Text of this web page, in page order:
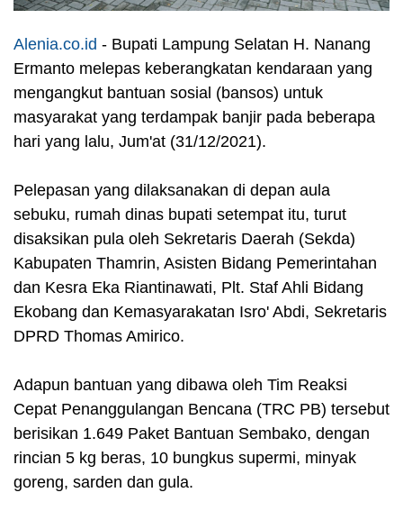
Alenia.co.id - Bupati Lampung Selatan H. Nanang
Ermanto melepas keberangkatan kendaraan yang
mengangkut bantuan sosial (bansos) untuk
masyarakat yang terdampak banjir pada beberapa
hari yang lalu, Jum'at (31/12/2021).
Pelepasan yang dilaksanakan di depan aula
sebuku, rumah dinas bupati setempat itu, turut
disaksikan pula oleh Sekretaris Daerah (Sekda)
Kabupaten Thamrin, Asisten Bidang Pemerintahan
dan Kesra Eka Riantinawati, Plt. Staf Ahli Bidang
Ekobang dan Kemasyarakatan Isro' Abdi, Sekretaris
DPRD Thomas Amirico.
Adapun bantuan yang dibawa oleh Tim Reaksi
Cepat Penanggulangan Bencana (TRC PB) tersebut
berisikan 1.649 Paket Bantuan Sembako, dengan
rincian 5 kg beras, 10 bungkus supermi, minyak
goreng, sarden dan gula.